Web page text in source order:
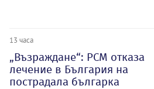
13 часа
„Възраждане“: РСМ отказа
лечение в България на
пострадала българка